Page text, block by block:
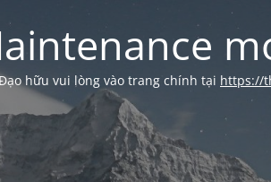
hữu vui lòng vào trang chính tại https://